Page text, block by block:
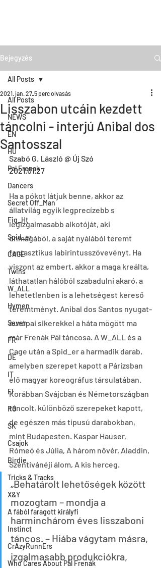
Bejegyzés
All Posts
NEWS
EN
HU
Pal Frenak
Dancers
Secret Off_Man
Fig_Ht
Spid_er
CAGE
Twins
W_ALL
Hymen
Seven
FR
DE
IT
FI
RO
SK
Csajok
Birdie
Tricks & Tracks
X&Y
A fából faragott királyfi
Instinct
CrAzyRunnErs
Who Cares About Pál Frenák
All Posts
Lisszabon utcáin kezdett
táncolni - interjú Anibal dos
Santosszal
2021. jan. 27.5 perc olvasás
Szabó G. László @ Új Szó
2021.01.27
Ha a pókot látjuk benne, akkor az
állatvilág egyik legprecízebb s
legizgalmasabb alkotóját, aki
önmagából, a saját nyálából teremt
fantasztikus labirintusszövevényt. Ha
viszont az embert, akkor a maga kreálta,
láthatatlan hálóból szabadulni akaró, a
lehetetlenben is a lehetségest kereső
teremtményt. Anibal dos Santos nyugat-
európai sikerekkel a háta mögött ma
már Frenák Pál táncosa. A W_ALL és a
Cage után a Spid_er a harmadik darab,
amelyben szerepet kapott a Párizsban
élő magyar koreográfus társulatában.
Korábban Svájcban és Németországban
táncolt, különböző szerepeket kapott,
de egészen más típusú darabokban,
mint Budapesten. Kaspar Hauser,
Rómeó és Júlia, A három nővér, Aladdin,
Szentivánéji álom, A kis herceg.
„Behatárolt lehetőségek között
mozogtam – mondja a
harminchárom éves lisszaboni
táncos. – Hiába vágytam másra,
izgalmasabb produkciókra,